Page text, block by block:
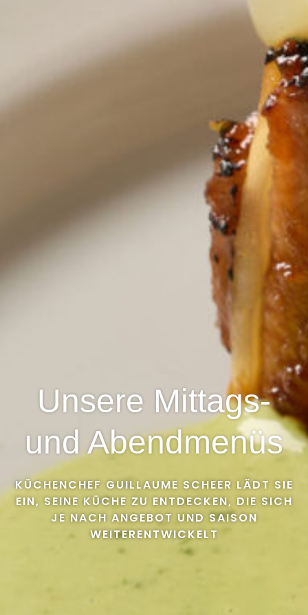
Unsere Mittags-
und Abendmenüs
KÜCHENCHEF GUILLAUME SCHEER LÄDT SIE
EIN, SEINE KÜCHE ZU ENTDECKEN, DIE SICH
JE NACH ANGEBOT UND SAISON
WEITERENTWICKELT